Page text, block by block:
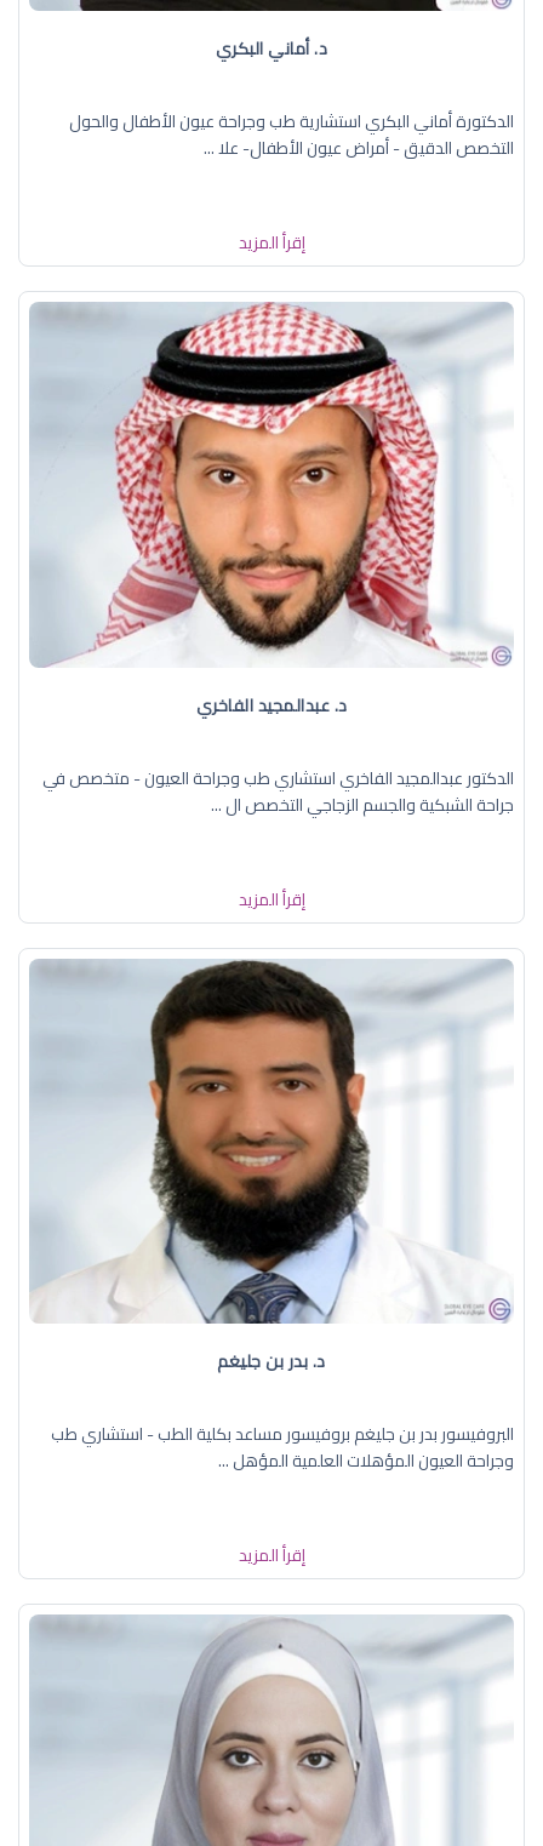
د. أماني البكري
الدكتورة أماني البكري استشارية طب وجراحة عيون الأطفال والحول
التخصص الدقيق - أمراض عيون الأطفال- علا ...
إقرأ المزيد
د. عبدالمجيد الفاخري
الدكتور عبدالمجيد الفاخري استشاري طب وجراحة العيون - متخصص في
جراحة الشبكية والجسم الزجاجي التخصص ال ...
إقرأ المزيد
د. بدر بن جليغم
البروفيسور بدر بن جليغم بروفيسور مساعد بكلية الطب - استشاري طب
وجراحة العيون المؤهلات العلمية المؤهل ...
إقرأ المزيد